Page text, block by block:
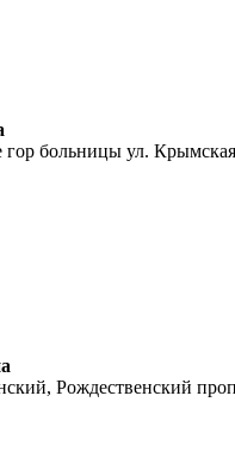
гор больницы ул.
Рождественский